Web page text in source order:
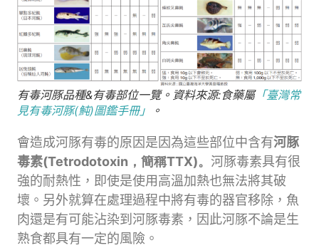
有毒河豚品種&有毒部位一覽。資料來源:食藥屬「臺灣常
見有毒河豚(魨)圖鑑手冊」
。
會造成河豚有毒的原因是因為這些部位中含有河豚
毒素(Tetrodotoxin，簡稱TTX)。 河豚毒素具有很
強的耐熱性，即使是使用高溫加熱也無法將其破
壞。另外就算在處理過程中將有毒的器官移除，魚
肉還是有可能沾染到河豚毒素，因此河豚不論是生
熟食都具有一定的風險。